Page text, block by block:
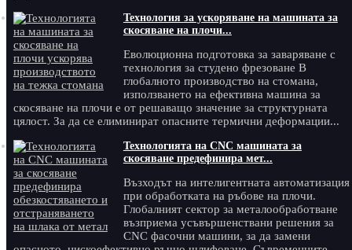
Технология за ускоряване на машината за
скосяване на плочи...
Еволюционна подготовка за заваряване с
технология за студено фрезоване В
глобалното производство на стомана,
използването на ефективна машина за
скосяване на плочи е от решаващо значение за структурната
цялост. За да се елиминират опасните термични деформации...
Технологията на CNC машината за
скосяване предефинира мет...
Възходът на интелигентната автоматизация
при обработката на ръбове на плочи.
Глобалният сектор за металообработване
възприема усъвършенствани решения за
CNC фасочни машини, за да замени